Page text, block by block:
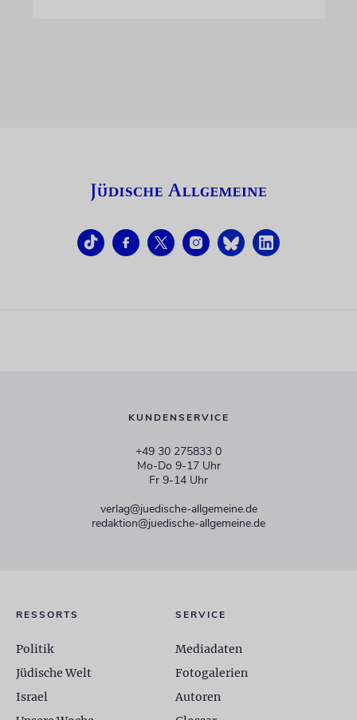
KUNDENSERVICE
+49 30 275833 0
Mo-Do 9-17 Uhr
Fr 9-14 Uhr
verlag@juedische-allgemeine.de
redaktion@juedische-allgemeine.de
RESSORTS
Politik
Jüdische Welt
Israel
SERVICE
Mediadaten
Fotogalerien
Autoren